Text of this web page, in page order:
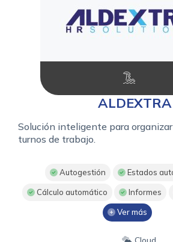
ALDEXTRA
Solución inteligente para
turnos de trabajo.
Autogestión Estados
Cálculo automático Informes
Ver más